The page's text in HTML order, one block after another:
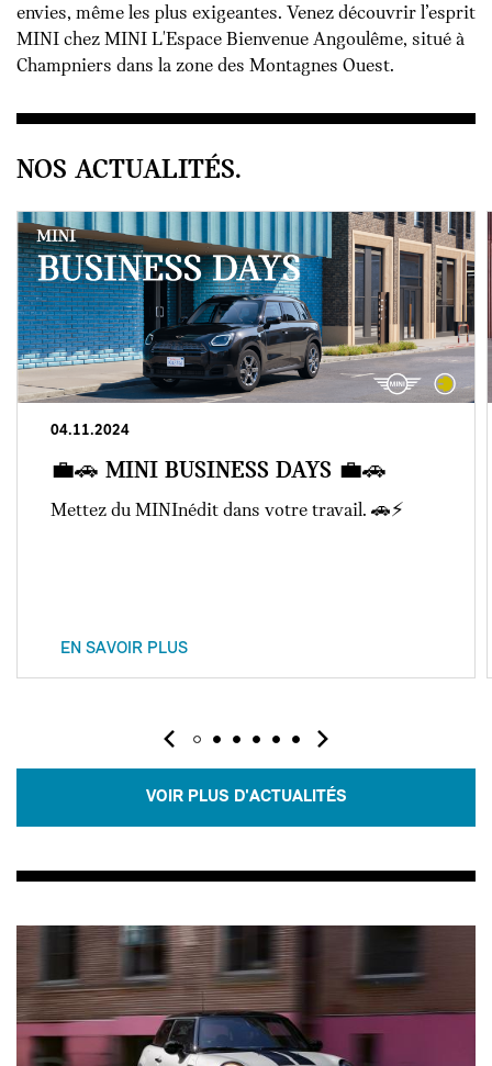
envies, même les plus exigeantes. Venez découvrir l’esprit
MINI chez MINI L'Espace Bienvenue Angoulême, situé à
Champniers dans la zone des Montagnes Ouest.
NOS ACTUALITÉS.
04.11.2024
💼🚗 MINI BUSINESS DAYS 💼🚗
Mettez du MINInédit dans votre travail. 🚗⚡
EN SAVOIR PLUS
VOIR PLUS D'ACTUALITÉS